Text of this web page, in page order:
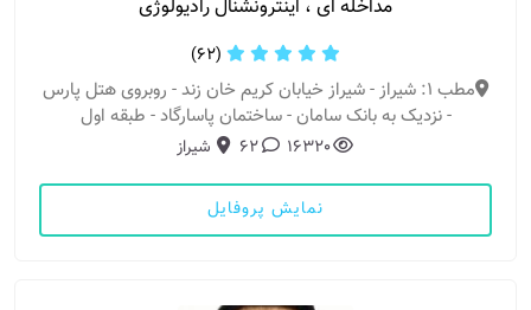
مداخله ای ، اینترونشنال رادیولوژی
(62)
مطب 1: شیراز - شیراز خیابان کریم خان زند - روبروی هتل پارس
- نزدیک به بانک سامان - ساختمان پاسارگاد - طبقه اول
16320
62 شیراز
نمایش پروفایل